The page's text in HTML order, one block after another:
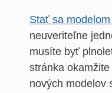
Stať sa
neuveriteľne
musíte byť
stránka
nových modelov